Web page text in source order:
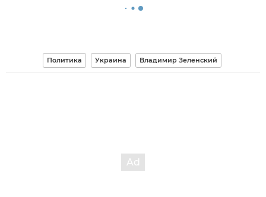
Политика Украина Владимир Зеленский